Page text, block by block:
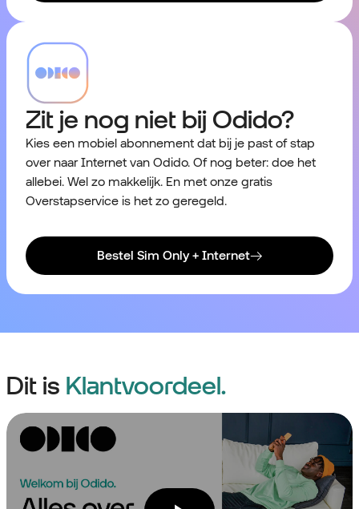
Zit je nog niet bij Odido?
Kies een mobiel abonnement dat bij je past of stap
over naar Internet van Odido. Of nog beter: doe het
allebei. Wel zo makkelijk. En met onze gratis
Overstapservice is het zo geregeld.
Bestel Sim Only + Internet
Dit is Klantvoordeel.